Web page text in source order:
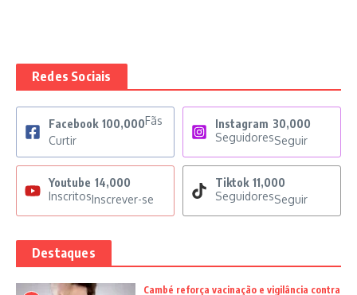
Redes Sociais
Facebook 100,000Fãs
Curtir
Instagram 30,000
SeguidoresSeguir
Youtube 14,000
InscritosInscrever-se
Tiktok 11,000
SeguidoresSeguir
Destaques
Cambé reforça vacinação e vigilância contra